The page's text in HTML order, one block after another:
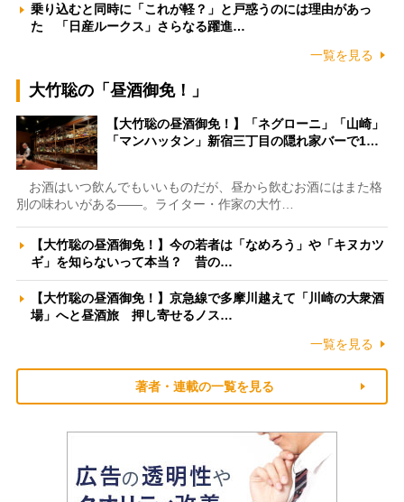
乗り込むと同時に「これが軽？」と戸惑うのには理由があっ
た 「日産ルークス」さらなる躍進…
一覧を見る
大竹聡の「昼酒御免！」
【大竹聡の昼酒御免！】「ネグローニ」「山崎」
「マンハッタン」新宿三丁目の隠れ家バーで1…
お酒はいつ飲んでもいいものだが、昼から飲むお酒にはまた格
別の味わいがある――。ライター・作家の大竹…
【大竹聡の昼酒御免！】今の若者は「なめろう」や「キヌカツ
ギ」を知らないって本当？ 昔の…
【大竹聡の昼酒御免！】京急線で多摩川越えて「川崎の大衆酒
場」へと昼酒旅 押し寄せるノス…
一覧を見る
著者・連載の一覧を見る